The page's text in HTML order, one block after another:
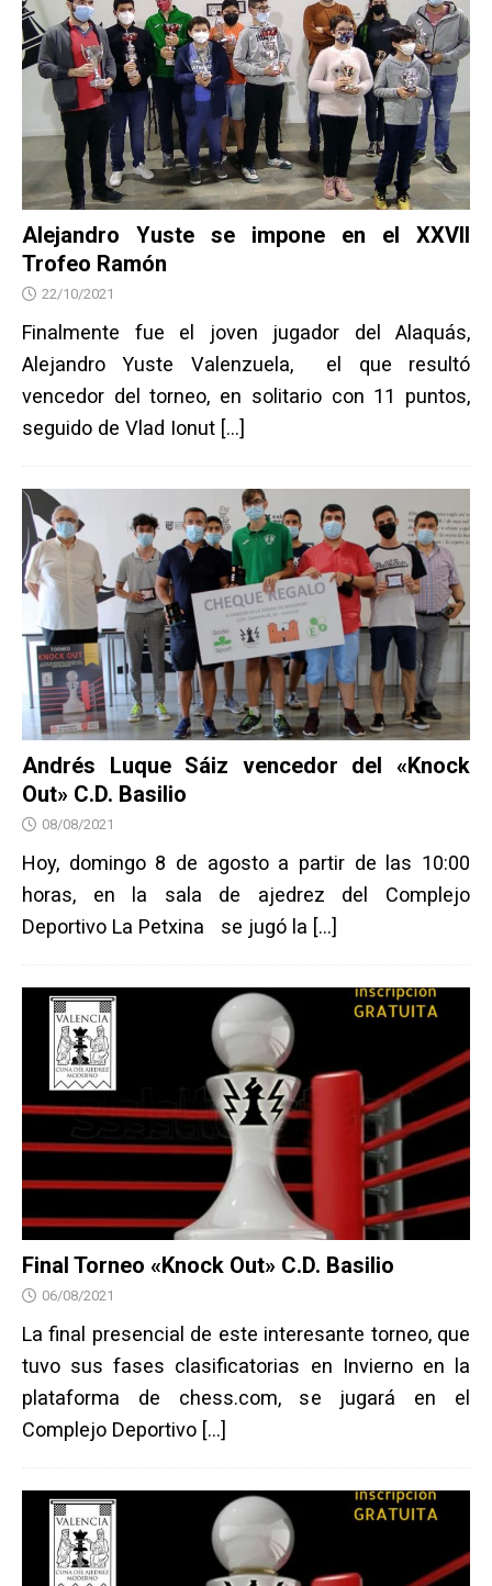
Alejandro Yuste se impone en el XXVII
Trofeo Ramón
22/10/2021
Finalmente fue el joven jugador del Alaquás,
Alejandro Yuste Valenzuela, el que resultó
vencedor del torneo, en solitario con 11 puntos,
seguido de Vlad Ionut […]
Andrés Luque Sáiz vencedor del «Knock
Out» C.D. Basilio
08/08/2021
Hoy, domingo 8 de agosto a partir de las 10:00
horas, en la sala de ajedrez del Complejo
Deportivo La Petxina se jugó la […]
Final Torneo «Knock Out» C.D. Basilio
06/08/2021
La final presencial de este interesante torneo, que
tuvo sus fases clasificatorias en Invierno en la
plataforma de chess.com, se jugará en el
Complejo Deportivo […]